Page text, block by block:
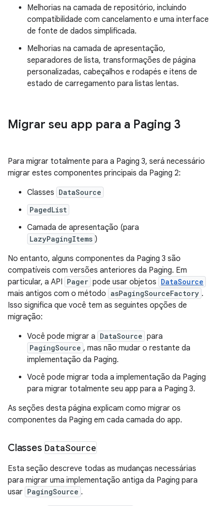
Melhorias na camada de repositório, incluindo
compatibilidade com cancelamento e uma interface
de fonte de dados simplificada.
Melhorias na camada de apresentação,
separadores de lista, transformações de página
personalizadas, cabeçalhos e rodapés e itens de
estado de carregamento para listas lentas.
Migrar seu app para a Paging 3
Para migrar totalmente para a Paging 3, será necessário
migrar estes componentes principais da Paging 2:
Classes DataSource
PagedList
Camada de apresentação (para
LazyPagingItems )
No entanto, alguns componentes da Paging 3 são
compatíveis com versões anteriores da Paging. Em
particular, a API Pager pode usar objetos DataSource
mais antigos com o método asPagingSourceFactory .
Isso significa que você tem as seguintes opções de
migração:
Você pode migrar a DataSource para
PagingSource , mas não mudar o restante da
implementação da Paging.
Você pode migrar toda a implementação da Paging
para migrar totalmente seu app para a Paging 3.
As seções desta página explicam como migrar os
componentes da Paging em cada camada do app.
Classes DataSource
Esta seção descreve todas as mudanças necessárias
para migrar uma implementação antiga da Paging para
usar PagingSource .